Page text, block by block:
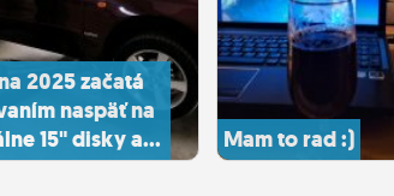
2025 začatá
naspäť na
15" disky a...
Mam to rad :)